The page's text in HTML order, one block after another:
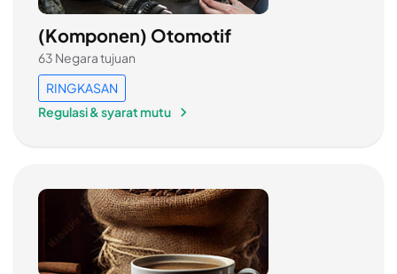
(Komponen) Otomotif
63 Negara tujuan
RINGKASAN
Regulasi & syarat mutu